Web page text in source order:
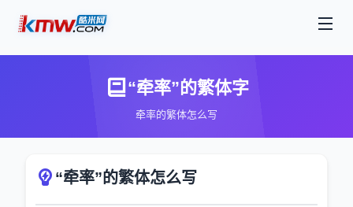
“牵率”的繁体字
牵率的繁体怎么写
“牵率”的繁体怎么写